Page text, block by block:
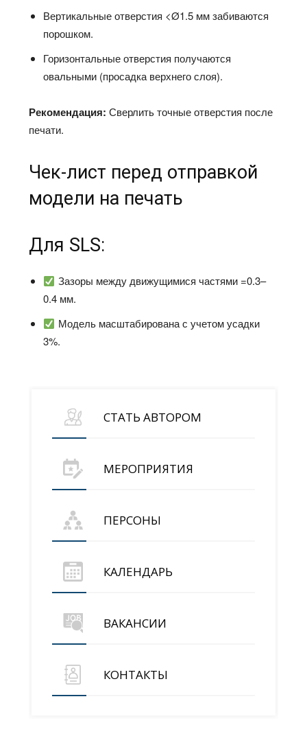
Вертикальные отверстия <Ø1.5 мм забиваются
порошком.
Горизонтальные отверстия получаются
овальными (просадка верхнего слоя).
Рекомендация: Сверлить точные отверстия после
печати.
Чек-лист перед отправкой
модели на печать
Для SLS:
Зазоры между движущимися частями =0.3–
0.4 мм.
Модель масштабирована с учетом усадки
3%.
СТАТЬ АВТОРОМ
МЕРОПРИЯТИЯ
ПЕРСОНЫ
КАЛЕНДАРЬ
ВАКАНСИИ
КОНТАКТЫ